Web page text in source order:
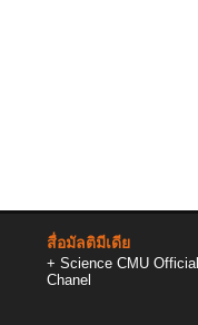
สื่อมัลติมีเดีย
+ Science CMU Official
Chanel